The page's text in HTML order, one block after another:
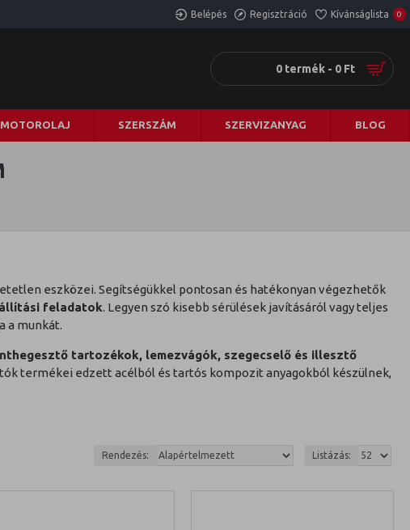
Belépés Regisztráció Kívánságlista 0
0 termék - 0 Ft
MOTOROLAJ SZERSZÁM SZERVIZANYAG BLOG
eszközei. Segítségükkel pontosan és hatékonyan végezhetők
feladatok. Legyen szó kisebb sérülések javításáról vagy teljes
a munkát.
tartozékok, lemezvágók, szegecselő és illesztő
termékei edzett acélból és tartós kompozit anyagokból készülnek,
Rendezés: Listázás: